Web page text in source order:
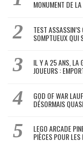
MONUMENT DE
TEST
SOMPTUEUX QUI
IL Y A 25 ANS, LA
JOUEURS :
GOD OF WAR
DÉSORMAIS
LEGO ARCADE
PIÈCES POUR LES